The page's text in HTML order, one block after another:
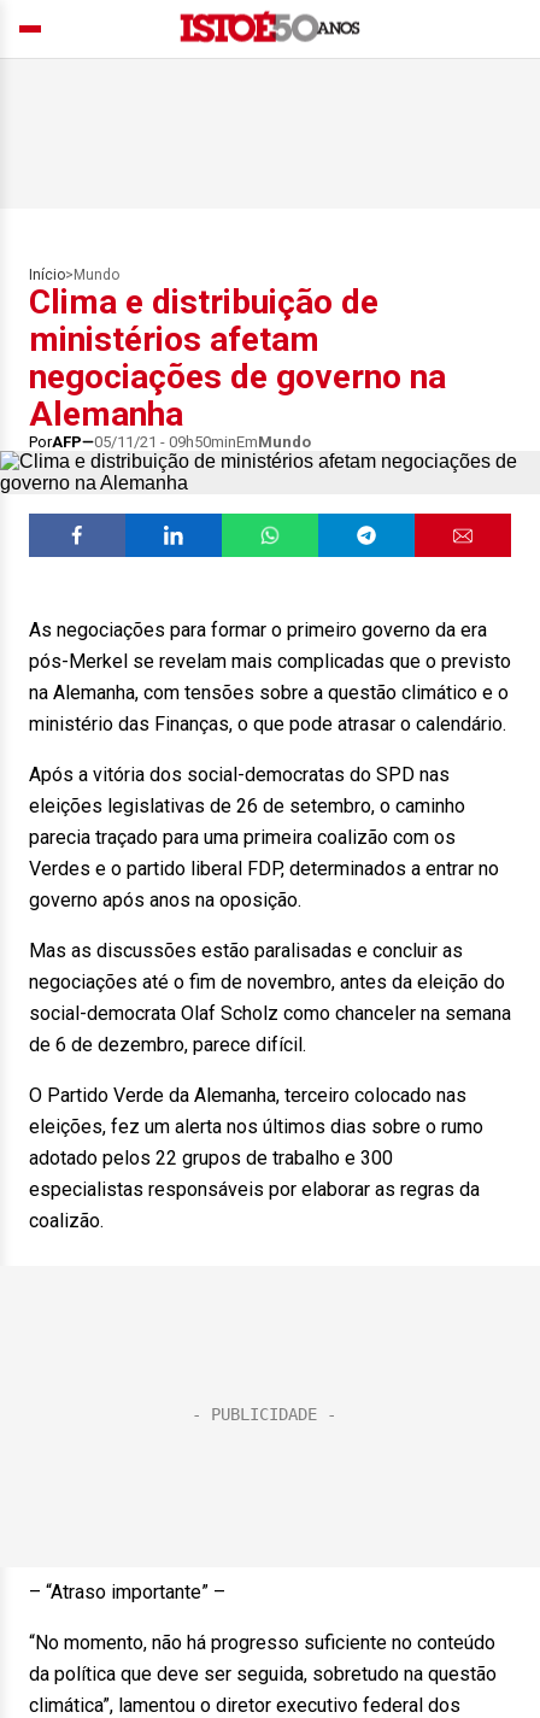
Início> Mundo
Clima e distribuição de
ministérios afetam
negociações de governo na
Alemanha
PorAFP 05/11/21 - 09h50minEmMundo
As negociações para formar o primeiro governo da era
pós-Merkel se revelam mais complicadas que o previsto
na Alemanha, com tensões sobre a questão climático e o
ministério das Finanças, o que pode atrasar o calendário.
Após a vitória dos social-democratas do SPD nas
eleições legislativas de 26 de setembro, o caminho
parecia traçado para uma primeira coalizão com os
Verdes e o partido liberal FDP, determinados a entrar no
governo após anos na oposição.
Mas as discussões estão paralisadas e concluir as
negociações até o fim de novembro, antes da eleição do
social-democrata Olaf Scholz como chanceler na semana
de 6 de dezembro, parece difícil.
O Partido Verde da Alemanha, terceiro colocado nas
eleições, fez um alerta nos últimos dias sobre o rumo
adotado pelos 22 grupos de trabalho e 300
especialistas responsáveis por elaborar as regras da
coalizão.
– “Atraso importante” –
“No momento, não há progresso suficiente no conteúdo
da política que deve ser seguida, sobretudo na questão
climática”, lamentou o diretor executivo federal dos